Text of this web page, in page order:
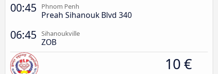
00:45 Phnom Penh
Preah Sihanouk Blvd 340
06:45 Sihanoukville
ZOB
10 €